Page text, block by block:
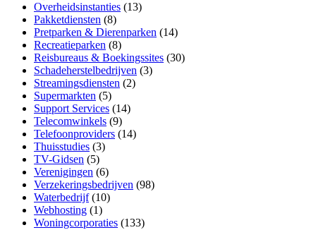
Overheidsinstanties (13)
Pakketdiensten (8)
Pretparken & Dierenparken (14)
Recreatieparken (8)
Reisbureaus & Boekingssites (30)
Schadeherstelbedrijven (3)
Streamingsdiensten (2)
Supermarkten (5)
Support Services (14)
Telecomwinkels (9)
Telefoonproviders (14)
Thuisstudies (3)
TV-Gidsen (5)
Verenigingen (6)
Verzekeringsbedrijven (98)
Waterbedrijf(10)
Webhosting (1)
Woningcorporaties (133)